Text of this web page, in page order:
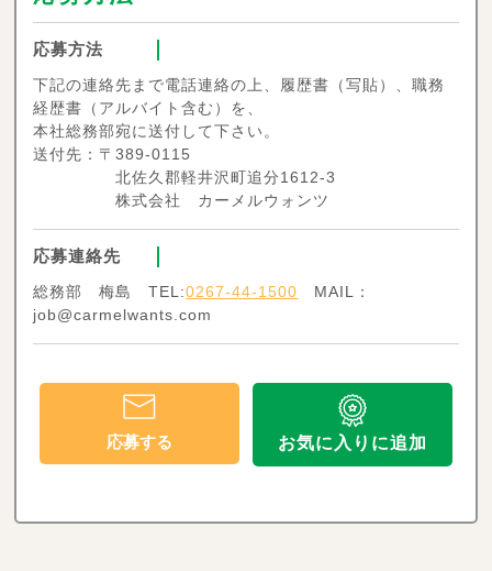
応募方法
下記の連絡先まで電話連絡の上、履歴書（写貼）、職務
経歴書（アルバイト含む）を、
本社総務部宛に送付して下さい。
送付先：〒389-0115
北佐久郡軽井沢町追分1612-3
株式会社 カーメルウォンツ
応募連絡先
総務部 梅島 TEL:0267-44-1500 MAIL：
job@carmelwants.com
応募する お気に入りに追加